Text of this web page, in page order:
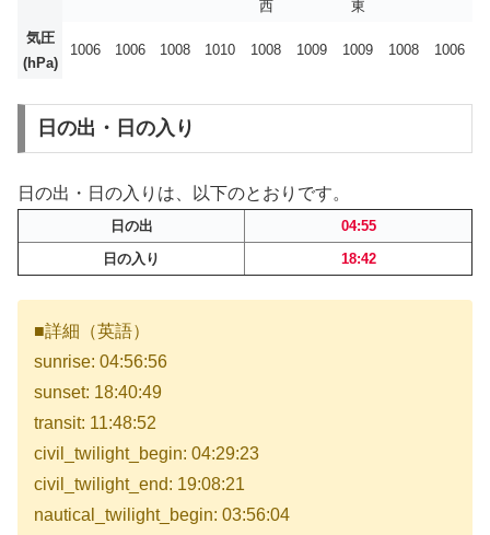
西
東
気圧
(hPa)
1006 1006 1008 1010 1008 1009 1009 1008 1006
日の出・日の入り
日の出・日の入りは、以下のとおりです。
日の出
04:55
日の入り
18:42
■詳細（英語）
sunrise: 04:56:56
sunset: 18:40:49
transit: 11:48:52
civil_twilight_begin: 04:29:23
civil_twilight_end: 19:08:21
nautical_twilight_begin: 03:56:04